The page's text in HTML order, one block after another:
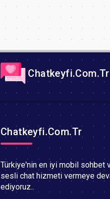
Chatkeyfi.Com.Tr
Chatkeyfi.Com.Tr
Türkiye'nin en iyi mobil sohbet
sesli chat hizmeti vermeye
ediyoruz..